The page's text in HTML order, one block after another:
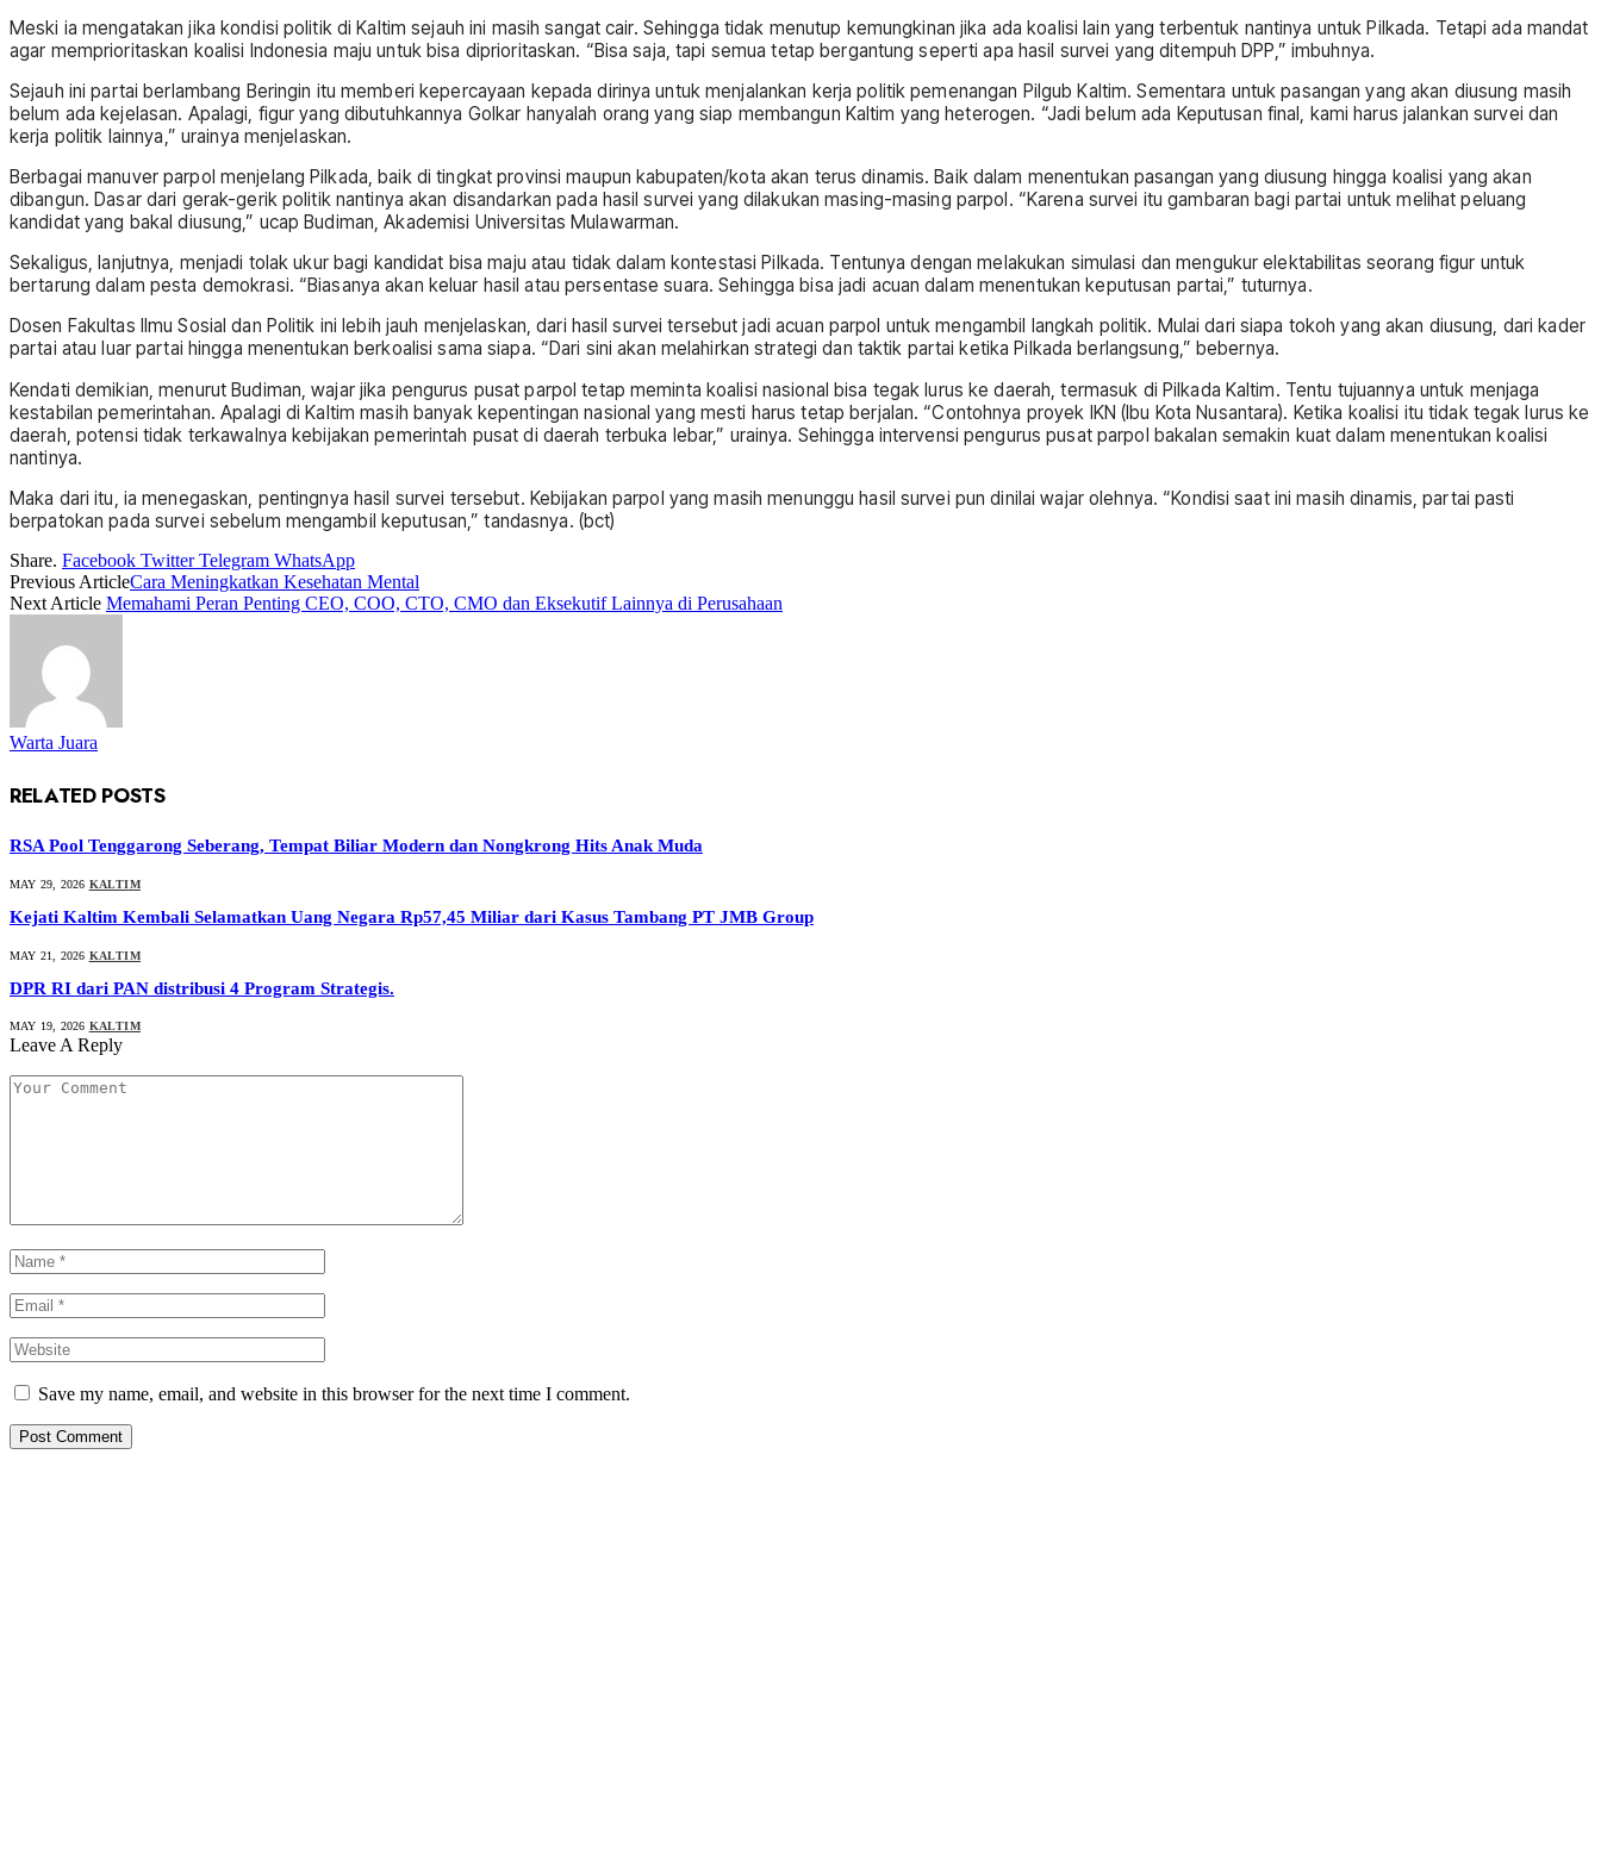
Meski ia mengatakan jika kondisi politik di Kaltim sejauh ini masih sangat cair. Sehingga tidak menutup kemungkinan jika ada koalisi lain yang terbentuk nantinya untuk Pilkada. Tetapi ada mandat
agar memprioritaskan koalisi Indonesia maju untuk bisa diprioritaskan. “Bisa saja, tapi semua tetap bergantung seperti apa hasil survei yang ditempuh DPP,” imbuhnya.
Sejauh ini partai berlambang Beringin itu memberi kepercayaan kepada dirinya untuk menjalankan kerja politik pemenangan Pilgub Kaltim. Sementara untuk pasangan yang akan diusung masih
belum ada kejelasan. Apalagi, figur yang dibutuhkannya Golkar hanyalah orang yang siap membangun Kaltim yang heterogen. “Jadi belum ada Keputusan final, kami harus jalankan survei dan
kerja politik lainnya,” urainya menjelaskan.
Berbagai manuver parpol menjelang Pilkada, baik di tingkat provinsi maupun kabupaten/kota akan terus dinamis. Baik dalam menentukan pasangan yang diusung hingga koalisi yang akan
dibangun. Dasar dari gerak-gerik politik nantinya akan disandarkan pada hasil survei yang dilakukan masing-masing parpol. “Karena survei itu gambaran bagi partai untuk melihat peluang
kandidat yang bakal diusung,” ucap Budiman, Akademisi Universitas Mulawarman.
Sekaligus, lanjutnya, menjadi tolak ukur bagi kandidat bisa maju atau tidak dalam kontestasi Pilkada. Tentunya dengan melakukan simulasi dan mengukur elektabilitas seorang figur untuk
bertarung dalam pesta demokrasi. “Biasanya akan keluar hasil atau persentase suara. Sehingga bisa jadi acuan dalam menentukan keputusan partai,” tuturnya.
Dosen Fakultas Ilmu Sosial dan Politik ini lebih jauh menjelaskan, dari hasil survei tersebut jadi acuan parpol untuk mengambil langkah politik. Mulai dari siapa tokoh yang akan diusung, dari kader
partai atau luar partai hingga menentukan berkoalisi sama siapa. “Dari sini akan melahirkan strategi dan taktik partai ketika Pilkada berlangsung,” bebernya.
Kendati demikian, menurut Budiman, wajar jika pengurus pusat parpol tetap meminta koalisi nasional bisa tegak lurus ke daerah, termasuk di Pilkada Kaltim. Tentu tujuannya untuk menjaga
kestabilan pemerintahan. Apalagi di Kaltim masih banyak kepentingan nasional yang mesti harus tetap berjalan. “Contohnya proyek IKN (Ibu Kota Nusantara). Ketika koalisi itu tidak tegak lurus ke
daerah, potensi tidak terkawalnya kebijakan pemerintah pusat di daerah terbuka lebar,” urainya. Sehingga intervensi pengurus pusat parpol bakalan semakin kuat dalam menentukan koalisi
nantinya.
Maka dari itu, ia menegaskan, pentingnya hasil survei tersebut. Kebijakan parpol yang masih menunggu hasil survei pun dinilai wajar olehnya. “Kondisi saat ini masih dinamis, partai pasti
berpatokan pada survei sebelum mengambil keputusan,” tandasnya. (bct)
Share. Facebook Twitter Telegram WhatsApp
Previous ArticleCara Meningkatkan Kesehatan Mental
Next Article Memahami Peran Penting CEO, COO, CTO, CMO dan Eksekutif Lainnya di Perusahaan
Warta Juara
RELATED POSTS
RSA Pool Tenggarong Seberang, Tempat Biliar Modern dan Nongkrong Hits Anak Muda
MAY 29, 2026 KALTIM
Kejati Kaltim Kembali Selamatkan Uang Negara Rp57,45 Miliar dari Kasus Tambang PT JMB Group
MAY 21, 2026 KALTIM
DPR RI dari PAN distribusi 4 Program Strategis.
MAY 19, 2026 KALTIM
Leave A Reply
Save my name, email, and website in this browser for the next time I comment.